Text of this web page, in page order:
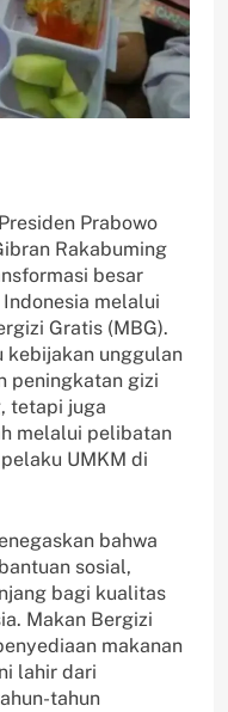
Prabowo
Rakabuming
besar
melalui
Gratis (MBG).
kebijakan unggulan
peningkatan gizi
tetapi juga
melalui pelibatan
UMKM di
bahwa
sosial,
bagi kualitas
Makan Bergizi
makanan
lahir dari
tahun